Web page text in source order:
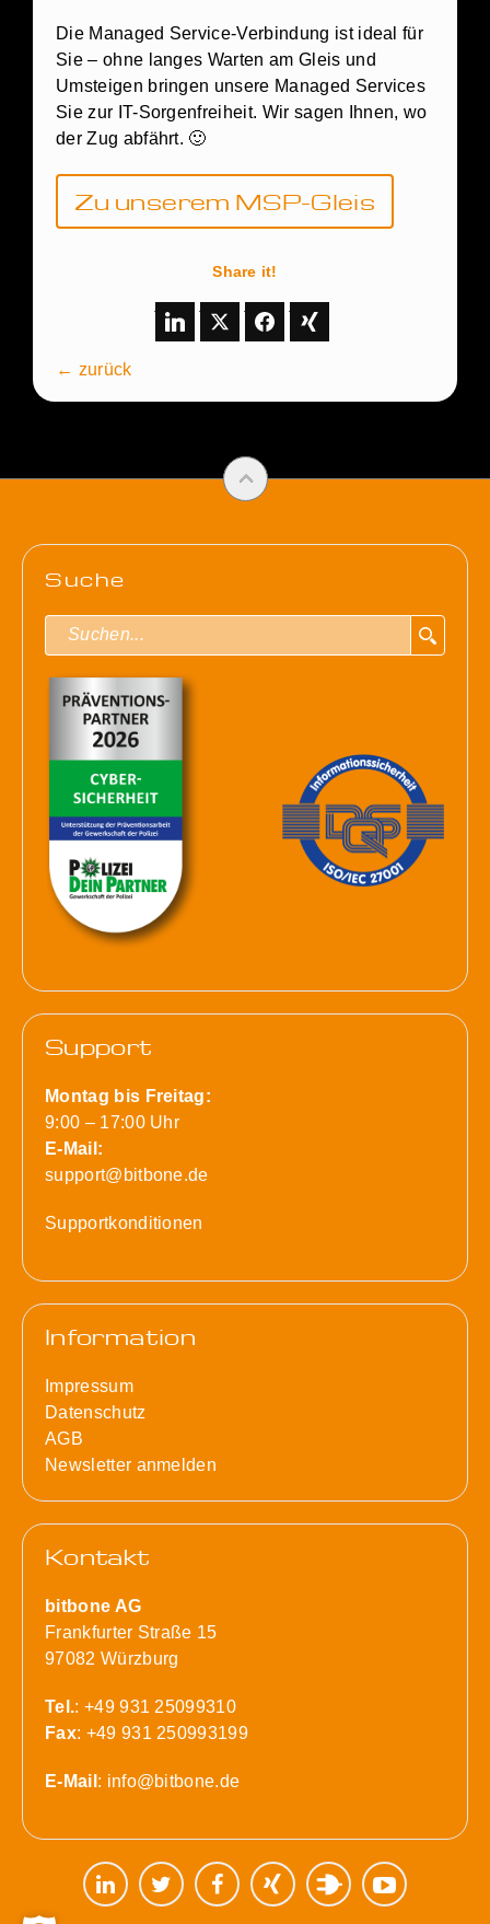
Die Managed Service-Verbindung ist ideal für
Sie – ohne langes Warten am Gleis und
Umsteigen bringen unsere Managed Services
Sie zur IT-Sorgenfreiheit. Wir sagen Ihnen, wo
der Zug abfährt. 🙂
Zu unserem MSP-Gleis
Share it!
← zurück
Suche
Support
Montag bis Freitag:
9:00 – 17:00 Uhr
E-Mail:
support@bitbone.de
Supportkonditionen
Information
Impressum
Datenschutz
AGB
Newsletter anmelden
Kontakt
bitbone AG
Frankfurter Straße 15
97082 Würzburg
Tel.: +49 931 25099310
Fax: +49 931 250993199
E-Mail : info@bitbone.de